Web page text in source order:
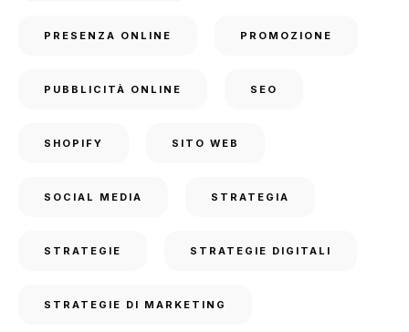
PRESENZA ONLINE PROMOZIONE
PUBBLICITÀ ONLINE SEO
SHOPIFY SITO WEB
SOCIAL MEDIA STRATEGIA
STRATEGIE STRATEGIE DIGITALI
STRATEGIE DI MARKETING